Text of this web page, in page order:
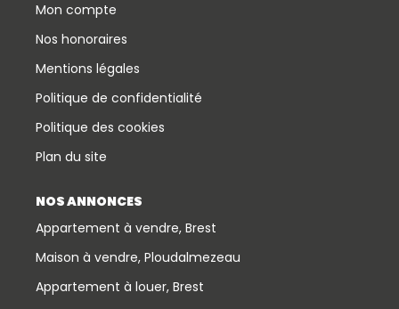
Mon compte
Nos honoraires
Mentions légales
Politique de confidentialité
Politique des cookies
Plan du site
NOS ANNONCES
Appartement à vendre, Brest
Maison à vendre, Ploudalmezeau
Appartement à louer, Brest